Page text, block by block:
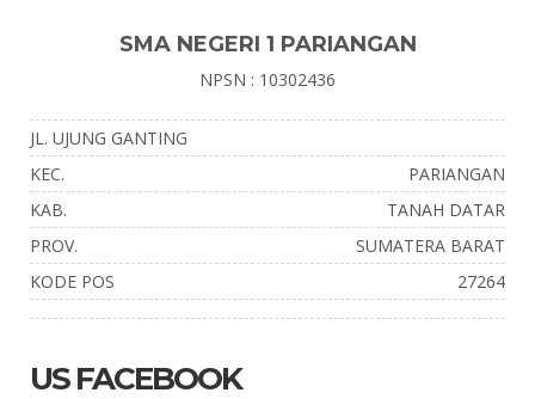
SMA NEGERI 1 PARIANGAN
NPSN : 10302436
JL. UJUNG GANTING
KEC.
PARIANGAN
KAB.
TANAH DATAR
PROV.
SUMATERA BARAT
KODE POS
27264
US FACEBOOK